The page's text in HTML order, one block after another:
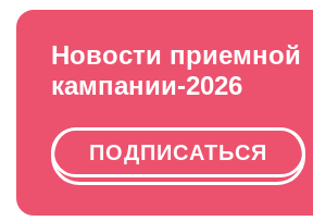
Новости приемной
кампании-2026
ПОДПИСАТЬСЯ